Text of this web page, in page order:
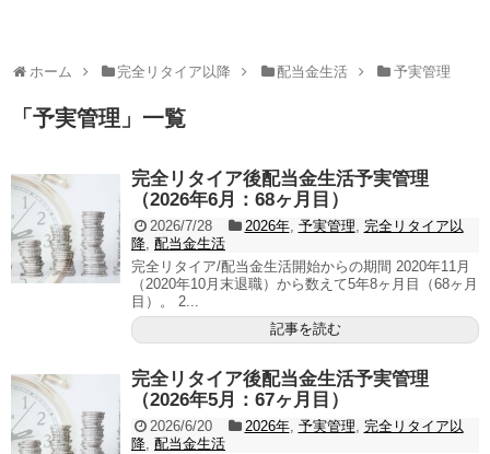
ホーム 完全リタイア以降 配当金生活 予実管理
「 予実管理 」 一覧
完全リタイア後配当金生活予実管理
（2026年6月：68ヶ月目）
2026/7/28 2026年, 予実管理, 完全リタイア以
降, 配当金生活
完全リタイア/配当金生活開始からの期間 2020年11月
（2020年10月末退職）から数えて5年8ヶ月目（68ヶ月
目）。 2...
記事を読む
完全リタイア後配当金生活予実管理
（2026年5月：67ヶ月目）
2026/6/20 2026年, 予実管理, 完全リタイア以
降, 配当金生活